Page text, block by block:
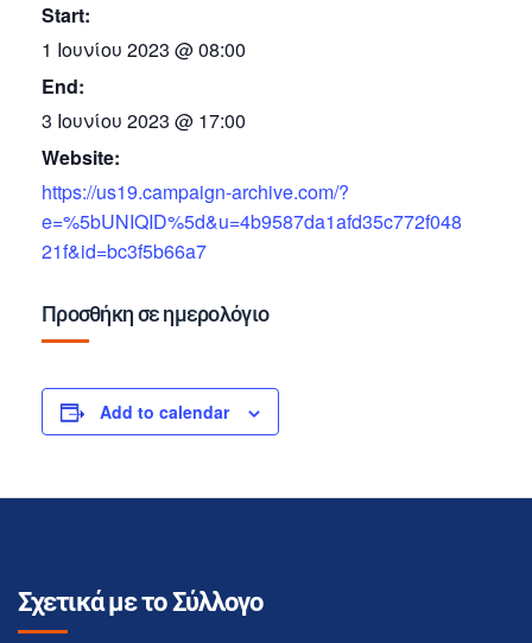
Start:
1 Ιουνίου 2023 @ 08:00
End:
3 Ιουνίου 2023 @ 17:00
Website:
https://us19.campaign-archive.com/?
e=%5bUNIQID%5d&u=4b9587da1afd35c772f048
21f&id=bc3f5b66a7
Προσθήκη σε ημερολόγιο
Add to calendar
Σχετικά με το Σύλλογο